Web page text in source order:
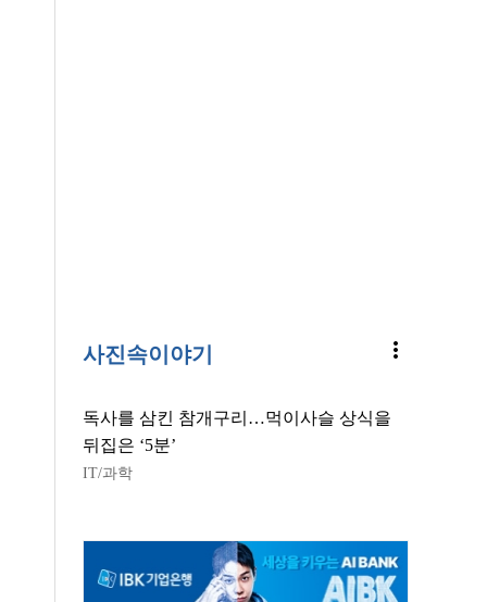
사진속이야기 more_vert
독사를 삼킨 참개구리…먹이사슬 상식을
뒤집은 ‘5분’
IT/과학